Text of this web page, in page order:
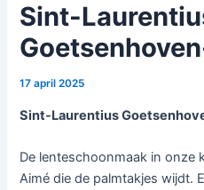
Sint-
17 april 2025
Sint-Laurentius
De lenteschoonmaak in onze
Aimé die de palmtakjes wijdt.